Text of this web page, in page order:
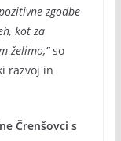
zgodbe
kot za
želimo,”so
razvoj in
Črenšovci s